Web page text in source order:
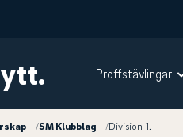
Proffstävlingar
/SM Klubblag /Division 1.